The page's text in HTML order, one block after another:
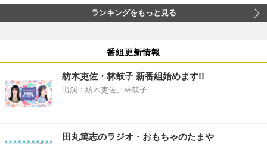
ランキングをもっと見る
番組更新情報
紡木吏佐・林鼓子 新番組始めます!!
出演：紡木吏佐、林鼓子
田丸篤志のラジオ・おもちゃのたまや